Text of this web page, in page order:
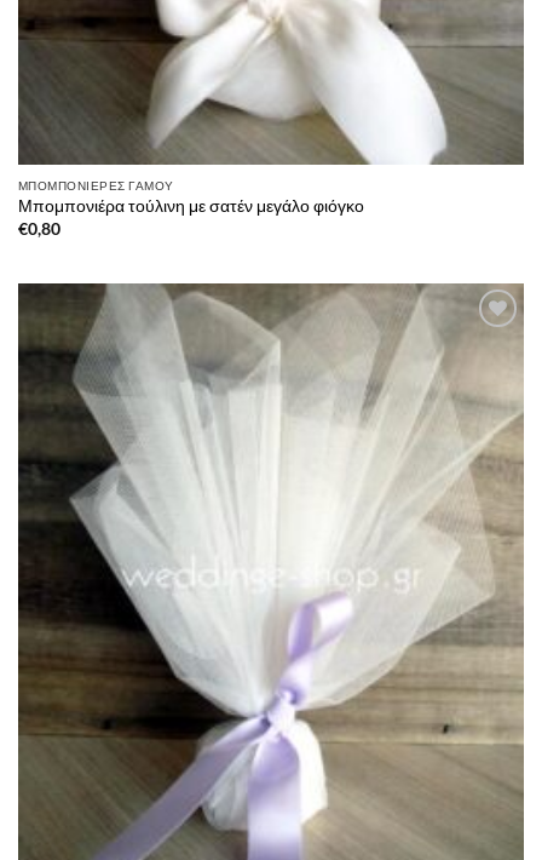
ΜΠΟΜΠΟΝΙΈΡΕΣ ΓΆΜΟΥ
Μπομπονιέρα τούλινη με σατέν μεγάλο φιόγκο
€0,80
Πρόσθήκη
επιθυμιών